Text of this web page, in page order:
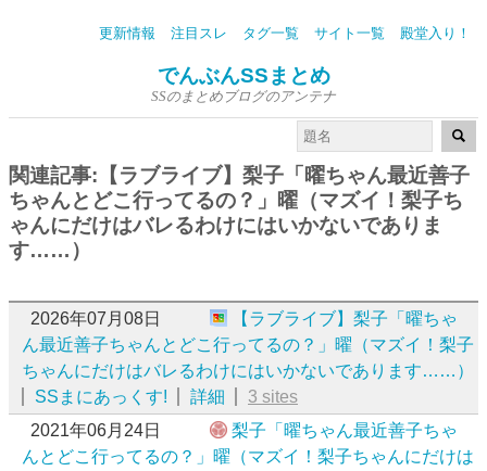
更新情報 注目スレ タグ一覧 サイト一覧 殿堂入り！
でんぶんSSまとめ
SSのまとめブログのアンテナ
関連記事:【ラブライブ】梨子「曜ちゃん最近善子
ちゃんとどこ行ってるの？」曜（マズイ！梨子ち
ゃんにだけはバレるわけにはいかないでありま
す……）
2026年07月08日
【ラブライブ】梨子「曜ちゃ
ん最近善子ちゃんとどこ行ってるの？」曜（マズイ！梨子
ちゃんにだけはバレるわけにはいかないであります……）
SSまにあっくす!
詳細
3 sites
2021年06月24日
梨子「曜ちゃん最近善子ちゃ
んとどこ行ってるの？」曜（マズイ！梨子ちゃんにだけは